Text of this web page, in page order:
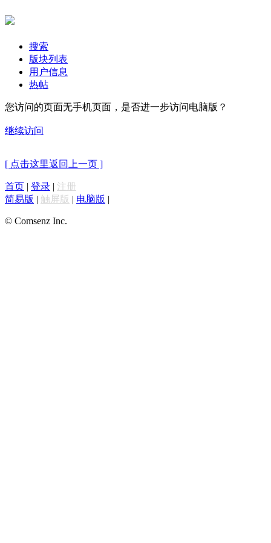
搜索
版块列表
用户信息
热帖
您访问的页面无手机页面，是否进一步访问电脑版？
继续访问
[ 点击这里返回上一页 ]
首页 | 登录 | 注册
简易版 | 触屏版 | 电脑版 |
© Comsenz Inc.